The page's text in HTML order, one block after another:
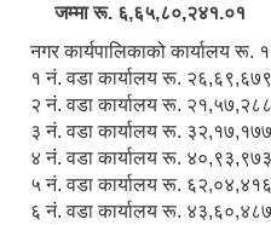
जम्मा रू. ६,६५,८०,२४१.०१
नगर कार्यपालिकाको कार्यालय
१ नं. वडा कार्यालय रू.
२ नं. वडा कार्यालय रू.
३ नं. वडा कार्यालय रू.
४ नं. वडा कार्यालय रू.
५ नं. वडा कार्यालय रू.
६ नं. वडा कार्यालय रू.